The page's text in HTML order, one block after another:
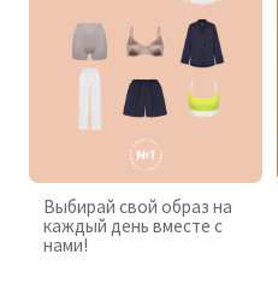
Выбирай свой образ на
каждый день вместе с
нами!